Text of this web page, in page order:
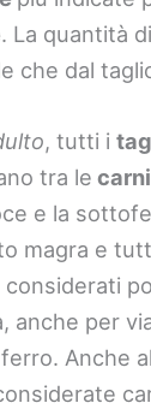
. La quantità
che dal
, tutti i
tra le
e la
magra e
considerati
anche per
Anche